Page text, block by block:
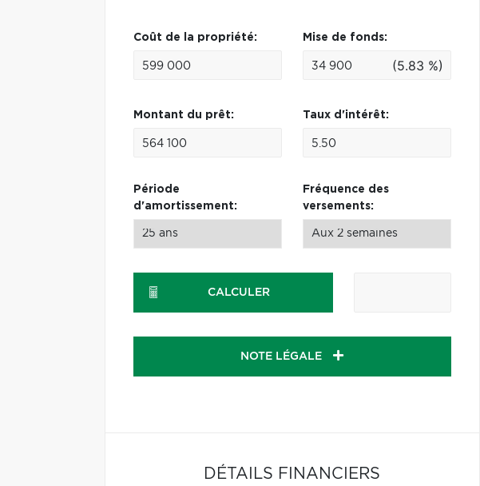
Coût de la propriété: Mise de fonds:
(5.83 %)
Montant du prêt: Taux d'intérêt:
Période
d'amortissement:
Fréquence des
versements:
CALCULER
NOTE LÉGALE
DÉTAILS FINANCIERS